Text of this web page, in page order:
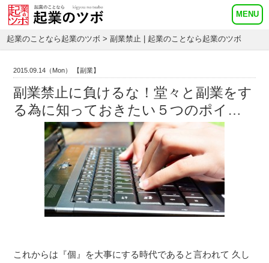
起業のことなら起業のツボ > 副業禁止 | 起業のことなら起業のツボ
2015.09.14（Mon） 【副業】
副業禁止に負けるな！堂々と副業をす
る為に知っておきたい５つのポイ…
これからは『個』を大事にする時代であると言われて 久し